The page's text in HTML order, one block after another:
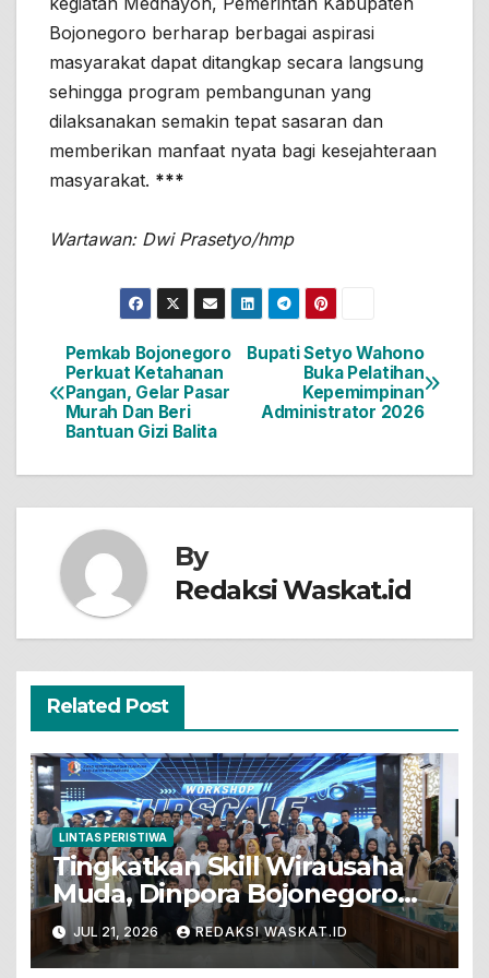
Bojonegoro berharap berbagai aspirasi
masyarakat dapat ditangkap secara langsung
sehingga program pembangunan yang
dilaksanakan semakin tepat sasaran dan
memberikan manfaat nyata bagi kesejahteraan
masyarakat. ***
Wartawan: Dwi Prasetyo/hmp
Navigasi
pos
Bupati Setyo Wahono
Buka Pelatihan
Kepemimpinan
Administrator 2026
Pemkab Bojonegoro
Perkuat Ketahanan
Pangan, Gelar Pasar
Murah Dan Beri
Bantuan Gizi Balita
By
Redaksi Waskat.id
Related Post
LINTAS PERISTIWA
Tingkatkan Skill Wirausaha
Muda, Dinpora Bojonegoro
Gelar Workshop Produksi
Video Promosi Berbasis
JUL 21, 2026 REDAKSI WASKAT.ID